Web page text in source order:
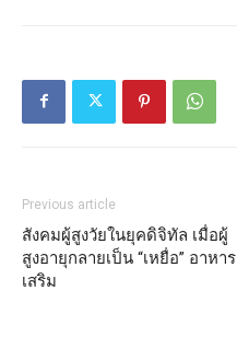
Previous article
สังคมผู้สูงวัยในยุคดิจิทัล เมื่อผู้
สูงอายุกลายเป็น “เหยื่อ” อาหาร
เสริม